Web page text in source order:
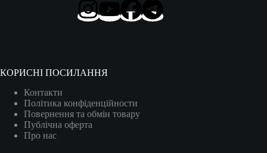
КОРИСНІ ПОСИЛАННЯ
Контакти
Політика конфіденційности
Повернення та обмін товару
Публічна оферта
Про нас